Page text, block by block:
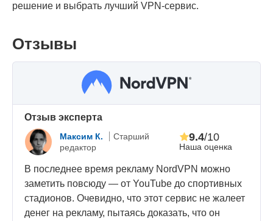
решение и выбрать лучший VPN-сервис.
Отзывы
Oтзыв эксперта
Максим К.
Старший
редактор
Наша оценка
9.4/10
В последнее время рекламу NordVPN можно
заметить повсюду — от YouTube до спортивных
стадионов. Очевидно, что этот сервис не жалеет
денег на рекламу, пытаясь доказать, что он